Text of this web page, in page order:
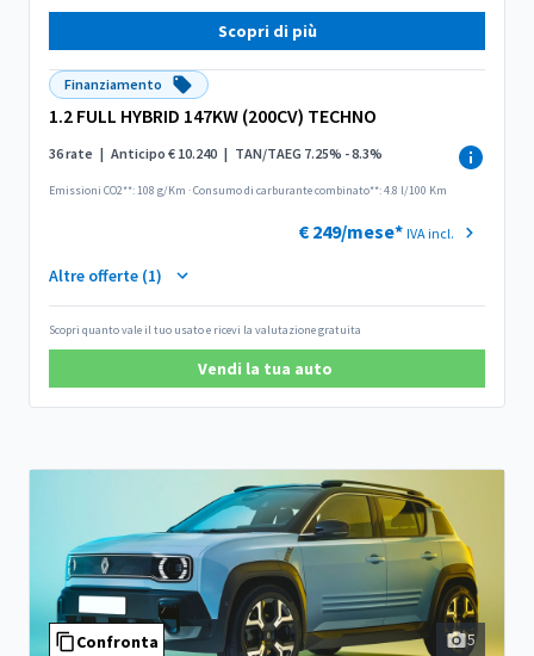
Scopri di più
Finanziamento
1.2 FULL HYBRID 147KW (200CV) TECHNO
36 rate | Anticipo € 10.240 | TAN/TAEG 7.25% - 8.3%
Emissioni CO2**: 108 g/Km ·Consumo di carburante combinato**: 4.8 l/100 Km
€ 249/mese* IVA incl.
Altre offerte (1)
Scopri quanto vale il tuo usato e ricevi la valutazione gratuita
Vendi la tua auto
Confronta 5